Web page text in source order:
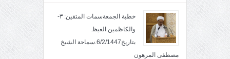
خطبة الجمعةسمات المتقين: ٣-
والكاظمين الغيظ.
بتاريخ6/2/1447.سماحة الشيخ
مصطفى المرهون